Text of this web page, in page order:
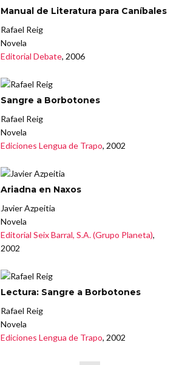
Manual de Literatura para Caníbales
Rafael Reig
Novela
Editorial Debate, 2006
Sangre a Borbotones
Rafael Reig
Novela
Ediciones Lengua de Trapo, 2002
Ariadna en Naxos
Javier Azpeitia
Novela
Editorial Seix Barral, S.A. (Grupo Planeta),
2002
Lectura: Sangre a Borbotones
Rafael Reig
Novela
Ediciones Lengua de Trapo, 2002